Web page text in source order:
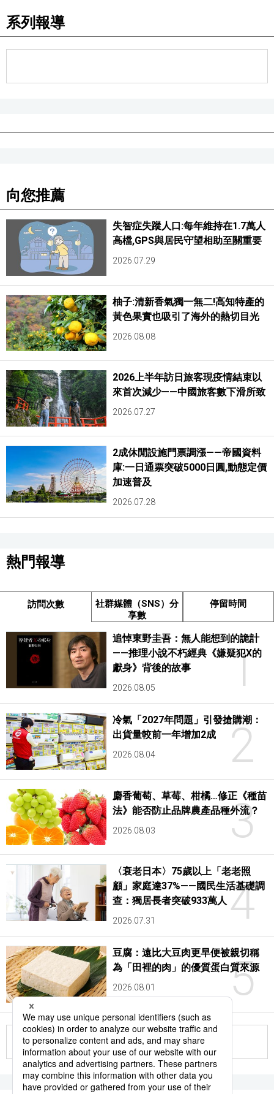
系列報導
向您推薦
失智症失蹤人口:每年維持在1.7萬人
高檔,GPS與居民守望相助至關重要
2026.07.29
柚子:清新香氣獨一無二!高知特產的
黃色果實也吸引了海外的熱切目光
2026.08.08
2026上半年訪日旅客現疫情結束以
來首次減少——中國旅客數下滑所致
2026.07.27
2成休閒設施門票調漲——帝國資料
庫:一日通票突破5000日圓,動態定價
加速普及
2026.07.28
熱門報導
訪問次數
社群媒體（SNS）分
享數
停留時間
1
追悼東野圭吾：無人能想到的詭計
——推理小說不朽經典《嫌疑犯X的
獻身》背後的故事
2026.08.05
2
冷氣「2027年問題」引發搶購潮：
出貨量較前一年增加2成
2026.08.04
3
麝香葡萄、草莓、柑橘…修正《種苗
法》能否防止品牌農產品種外流？
2026.08.03
4
〈衰老日本〉75歲以上「老老照
顧」家庭達37%——國民生活基礎調
查：獨居長者突破933萬人
2026.07.31
5
豆腐：遠比大豆肉更早便被親切稱
為「田裡的肉」的優質蛋白質來源
2026.08.01
更多